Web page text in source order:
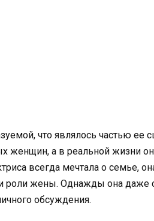
что являлось частью ее
женщин, а в реальной жизни
всегда мечтала о семье,
роли жены. Однажды она даже
обсуждения.